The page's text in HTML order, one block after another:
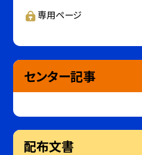
専用ページ
センター記事
配布文書